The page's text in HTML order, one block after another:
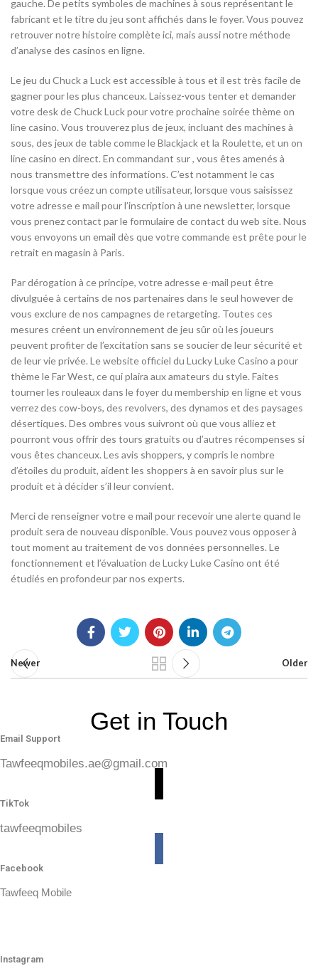
gauche. De petits symboles de machines à sous représentant le
fabricant et le titre du jeu sont affichés dans le foyer. Vous pouvez
retrouver notre histoire complète ici, mais aussi notre méthode
d’analyse des casinos en ligne.
Le jeu du Chuck a Luck est accessible à tous et il est très facile de
gagner pour les plus chanceux. Laissez-vous tenter et demander
votre desk de Chuck Luck pour votre prochaine soirée thème on
line casino. Vous trouverez plus de jeux, incluant des machines à
sous, des jeux de table comme le Blackjack et la Roulette, et un on
line casino en direct. En commandant sur , vous êtes amenés à
nous transmettre des informations. C’est notamment le cas
lorsque vous créez un compte utilisateur, lorsque vous saisissez
votre adresse e mail pour l’inscription à une newsletter, lorsque
vous prenez contact par le formulaire de contact du web site. Nous
vous envoyons un email dès que votre commande est prête pour le
retrait en magasin à Paris.
Par dérogation à ce principe, votre adresse e-mail peut être
divulguée à certains de nos partenaires dans le seul however de
vous exclure de nos campagnes de retargeting. Toutes ces
mesures créent un environnement de jeu sûr où les joueurs
peuvent profiter de l’excitation sans se soucier de leur sécurité et
de leur vie privée. Le website officiel du Lucky Luke Casino a pour
thème le Far West, ce qui plaira aux amateurs du style. Faites
tourner les rouleaux dans le foyer du membership en ligne et vous
verrez des cow-boys, des revolvers, des dynamos et des paysages
désertiques. Des ombres vous suivront où que vous alliez et
pourront vous offrir des tours gratuits ou d’autres récompenses si
vous êtes chanceux. Les avis shoppers, y compris le nombre
d’étoiles du produit, aident les shoppers à en savoir plus sur le
produit et à décider s’il leur convient.
Merci de renseigner votre e mail pour recevoir une alerte quand le
produit sera de nouveau disponible. Vous pouvez vous opposer à
tout moment au traitement de vos données personnelles. Le
fonctionnement et l’évaluation de Lucky Luke Casino ont été
étudiés en profondeur par nos experts.
Newer Older
Get in Touch
Email Support
Tawfeeqmobiles.ae@gmail.com
TikTok
tawfeeqmobiles
Facebook
Tawfeeq Mobile
Instagram